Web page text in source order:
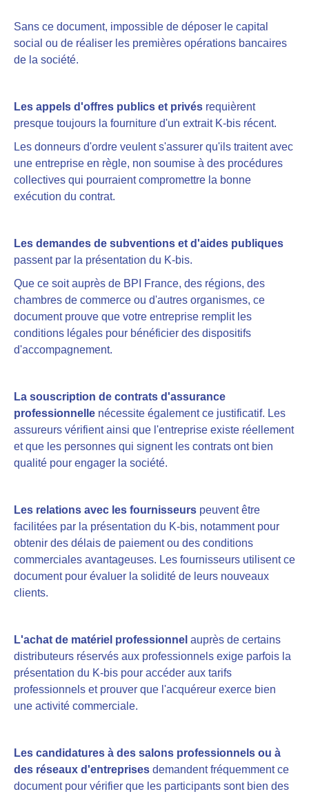
Sans ce document, impossible de déposer le capital
social ou de réaliser les premières opérations bancaires
de la société.
Les appels d'offres publics et privés requièrent
presque toujours la fourniture d'un extrait K-bis récent.
Les donneurs d'ordre veulent s'assurer qu'ils traitent avec
une entreprise en règle, non soumise à des procédures
collectives qui pourraient compromettre la bonne
exécution du contrat.
Les demandes de subventions et d'aides publiques
passent par la présentation du K-bis.
Que ce soit auprès de BPI France, des régions, des
chambres de commerce ou d'autres organismes, ce
document prouve que votre entreprise remplit les
conditions légales pour bénéficier des dispositifs
d'accompagnement.
La souscription de contrats d'assurance
professionnelle nécessite également ce justificatif. Les
assureurs vérifient ainsi que l'entreprise existe réellement
et que les personnes qui signent les contrats ont bien
qualité pour engager la société.
Les relations avec les fournisseurs peuvent être
facilitées par la présentation du K-bis, notamment pour
obtenir des délais de paiement ou des conditions
commerciales avantageuses. Les fournisseurs utilisent ce
document pour évaluer la solidité de leurs nouveaux
clients.
L'achat de matériel professionnel auprès de certains
distributeurs réservés aux professionnels exige parfois la
présentation du K-bis pour accéder aux tarifs
professionnels et prouver que l'acquéreur exerce bien
une activité commerciale.
Les candidatures à des salons professionnels ou à
des réseaux d'entreprises demandent fréquemment ce
document pour vérifier que les participants sont bien des